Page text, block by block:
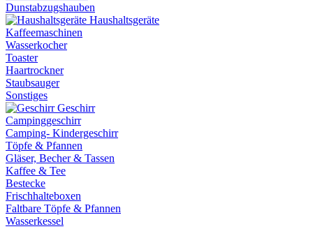
Dunstabzugshauben
Haushaltsgeräte
Kaffeemaschinen
Wasserkocher
Toaster
Haartrockner
Staubsauger
Sonstiges
Geschirr
Campinggeschirr
Camping- Kindergeschirr
Töpfe & Pfannen
Gläser, Becher & Tassen
Kaffee & Tee
Bestecke
Frischhalteboxen
Faltbare Töpfe & Pfannen
Wasserkessel